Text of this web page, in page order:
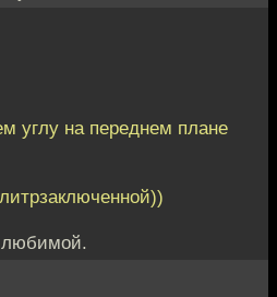
углу на переднем плане
любимой.